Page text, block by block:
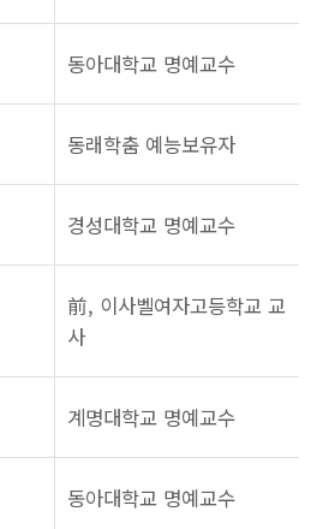
동아대학교 명예교수
동래학춤 예능보유자
경성대학교 명예교수
前, 이사벨여자고등학교 교
사
계명대학교 명예교수
동아대학교 명예교수